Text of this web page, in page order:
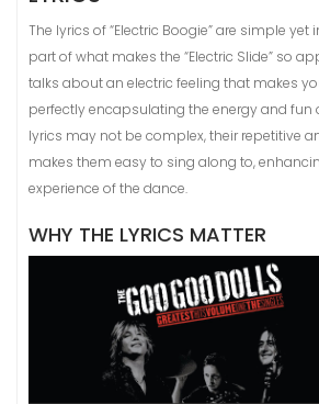
The lyrics of “Electric Boogie” are simple yet
part of what makes the “Electric Slide” so
talks about an electric feeling that makes
perfectly encapsulating the energy and fun
lyrics may not be complex, their repetitive
makes them easy to sing along to,
experience of the dance.
WHY THE LYRICS MATTER